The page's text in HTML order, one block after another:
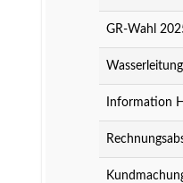
GR-Wahl
Information